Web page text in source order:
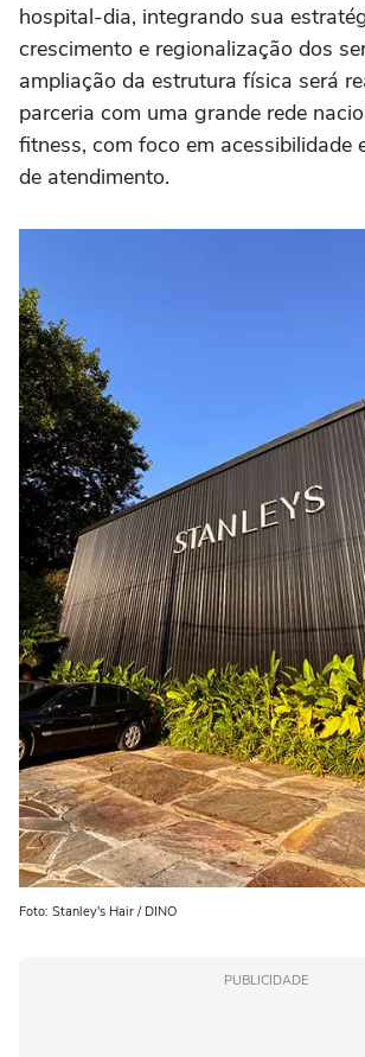
hospital-dia, integrando sua
crescimento e regionalização dos
ampliação da estrutura física será
parceria com uma grande rede
fitness, com foco em acessibilidade
de atendimento.
Foto: Stanley's Hair / DINO
PUBLICIDADE